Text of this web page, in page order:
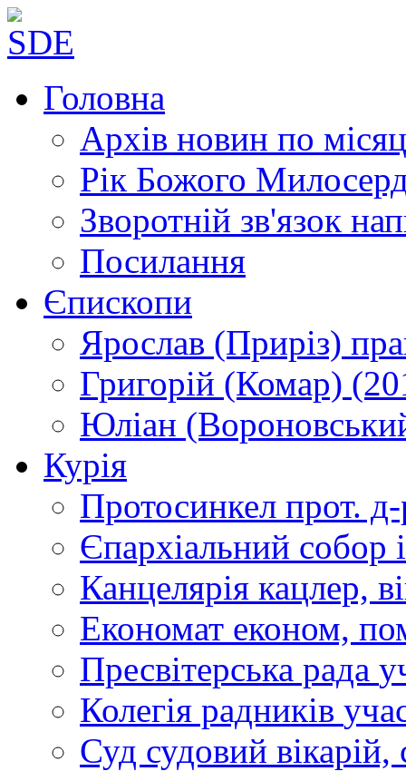
Головна
Архів новин по
Рік Божого
Зворотній зв'язок
Посилання
Єпископи
Ярослав (Приріз)
Григорій (Комар)
Юліан
Курія
Протосинкел прот.
Єпархіальний собор
Канцелярія кацлер,
Економат економ,
Пресвітерська рада
Колегія радників
Суд судовий вікарій,